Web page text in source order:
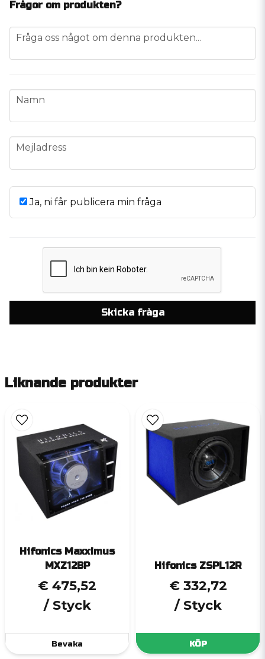
Frågor om produkten?
question
Fråga oss något om denna produkten...
name
Namn
email
Mejladress
Ja, ni får publicera min fråga
Skicka fråga
Liknande produkter
Hifonics Maxximus
MXZ12BP
€ 475,52
/ Styck
Bevaka
Hifonics ZSPL12R
€ 332,72
/ Styck
KÖP